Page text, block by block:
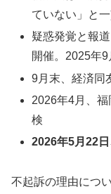
ていない」と
疑惑発覚と報
開催。2025年
9月末、経済同
2026年4月、
検
2026年5月22
不起訴の理由につ